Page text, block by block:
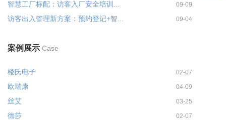
智慧工厂标配：访客入厂安全培训... 09-09
访客出入管理新方案：预约登记+智... 09-04
案例展示 Case
楼氏电子 02-07
欧瑞康 04-09
丝艾 03-25
德莎 02-07